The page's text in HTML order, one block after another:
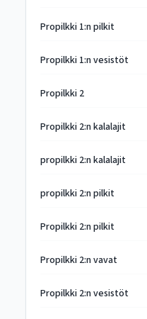
Propilkki 1:n pilkit
Propilkki 1:n vesistöt
Propilkki 2
Propilkki 2:n kalalajit
propilkki 2:n kalalajit
propilkki 2:n pilkit
Propilkki 2:n pilkit
Propilkki 2:n vavat
Propilkki 2:n vesistöt